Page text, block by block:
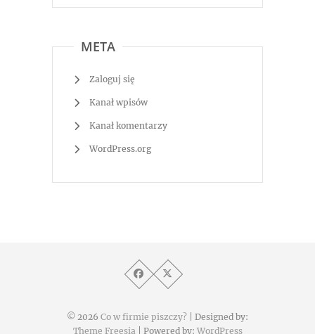
META
Zaloguj się
Kanał wpisów
Kanał komentarzy
WordPress.org
© 2026 Co w firmie piszczy? | Designed by:
Theme Freesia | Powered by: WordPress